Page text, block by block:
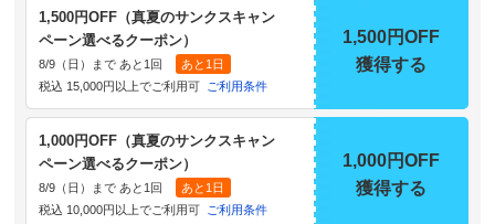
1,500円OFF（真夏のサンクスキャン
ペーン選べるクーポン）
8/9（日）まで あと1回
あと1日
税込 15,000円以上でご利用可 ご利用条件
1,500円OFF
獲得する
1,000円OFF（真夏のサンクスキャン
ペーン選べるクーポン）
8/9（日）まで あと1回
あと1日
税込 10,000円以上でご利用可 ご利用条件
1,000円OFF
獲得する